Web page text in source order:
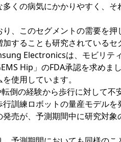
くの病気にかかりやすく、
、このセグメントの需要を押
することも研究されている
Electronicsは、モビリテ
Hip」のFDA承認を求めま
使用しています。
倒の経験から歩行に対して
訓練ロボットの量産モデルを
売が、予測期間中に研究対